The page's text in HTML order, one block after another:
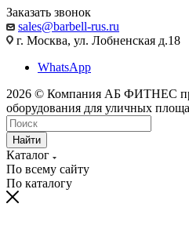
Заказать звонок
sales@barbell-rus.ru
г. Москва, ул. Лобненская д.18
WhatsApp
2026 © Компания АБ ФИТНЕС
оборудования для уличных
Найти
Каталог
По всему сайту
По каталогу